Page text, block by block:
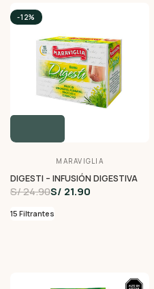
-12%
MARAVIGLIA
DIGESTI – INFUSIÓN DIGESTIVA
S/ 24.90S/ 21.90
15 Filtrantes